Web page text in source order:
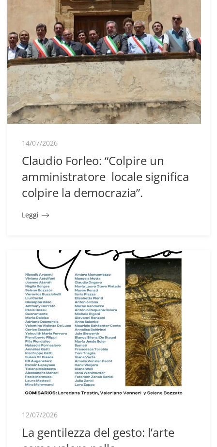
14/07/2026
Claudio Forleo: “Colpire un
amministratore locale significa
colpire la democrazia”.
Leggi
12/07/2026
La gentilezza del gesto: l’arte